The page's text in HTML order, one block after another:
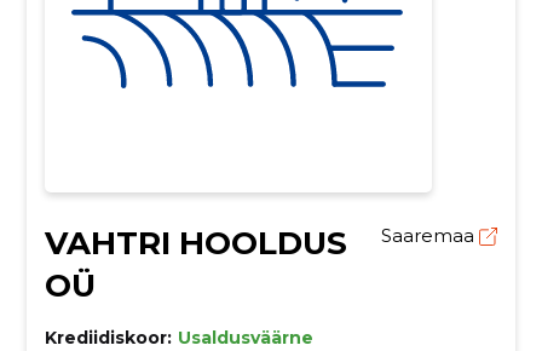
VAHTRI HOOLDUS
OÜ
Saaremaa
Krediidiskoor: Usaldusväärne